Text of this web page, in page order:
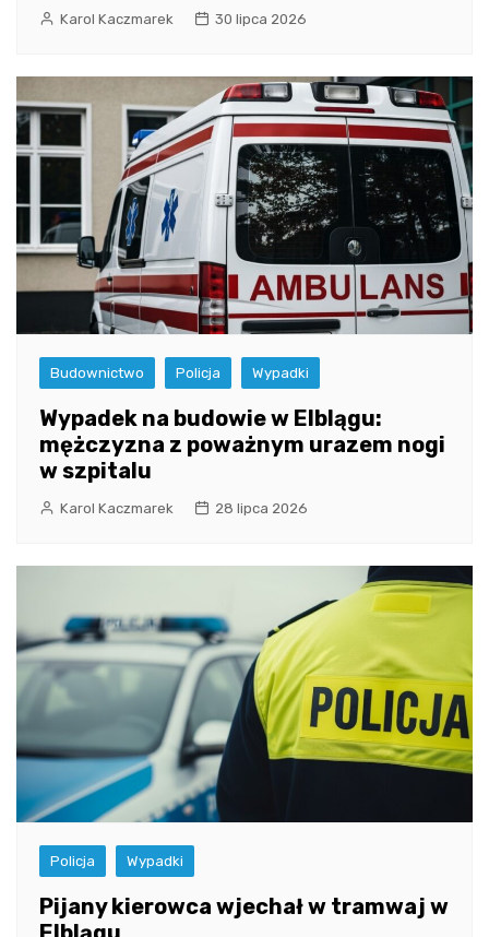
Karol Kaczmarek 30 lipca 2026
Budownictwo Policja Wypadki
Wypadek na budowie w Elblągu:
mężczyzna z poważnym urazem nogi
w szpitalu
Karol Kaczmarek 28 lipca 2026
Policja Wypadki
Pijany kierowca wjechał w tramwaj w